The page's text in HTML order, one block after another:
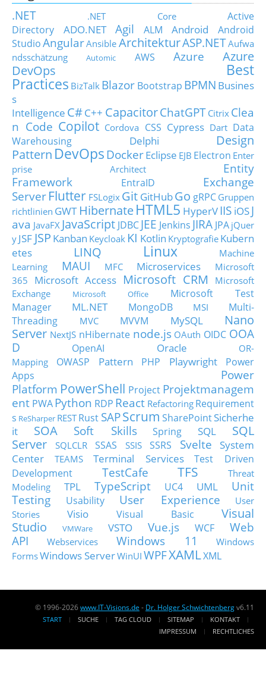
.NET .NET Core
Active
Directory
ADO.NET Agil ALM Android
Android
StudioAngularAnsible ArchitekturASP.NETAufwa
ndsschätzung
Automic AWS Azure
Azure
DevOps
Best
Practices BizTalk Blazor Bootstrap BPMN Busines
s
Intelligence C#C++ CapacitorChatGPT Citrix Clea
n Code Copilot Cordova CSS Cypress Dart Data
Warehousing
Delphi
Design
Pattern DevOps DockerEclipse EJB Electron Enter
prise Architect
Entity
Framework
EntraID
Exchange
Server Flutter FSLogix Git GitHubGo gRPC Gruppen
richtlinien GWT HibernateHTML5 HyperVIIS iOSJ
ava JavaFX JavaScript JDBC JEE Jenkins JIRA JPA jQuer
y JSF JSP Kanban Keycloak KI Kotlin Kryptografie Kubern
etes
LINQ Linux
Machine
Learning
MAUI MFC Microservices
Microsoft
365
Microsoft Access Microsoft CRM
Microsoft
Exchange
Microsoft Office
Microsoft Test
Manager
ML.NET MongoDB MSI
Multi-
Threading
MVC MVVM MySQL
Nano
Server NextJS nHibernate node.js OAuth OIDC OOA
D
OpenAI Oracle
OR-
Mapping
OWASP Pattern PHP Playwright
Power
Apps
Power
Platform PowerShell Project Projektmanagem
ent PWA Python RDP React Refactoring Requirement
s ReSharper RESTRust SAPScrum SharePointSicherhe
it
SOA Soft Skills Spring SQL
SQL
Server
SQLCLR SSAS SSIS SSRS Svelte
System
Center
TEAMS Terminal Services
Test Driven
Development
TestCafe TFS
Threat
Modeling
TPL TypeScript UC4 UML
Unit
Testing
Usability User Experience
User
Stories
Visio Visual Basic
Visual
Studio
VMWare VSTO Vue.js WCF
Web
API
Webservices Windows 11
Windows
FormsWindows ServerWinUI WPFXAMLXML
© 1996-2026www.IT-Visions.de - Dr. Holger Schwichtenbergv6.11
START SUCHE TAG CLOUD SITEMAP
KONTAKT
IMPRESSUM
RECHTLICHES